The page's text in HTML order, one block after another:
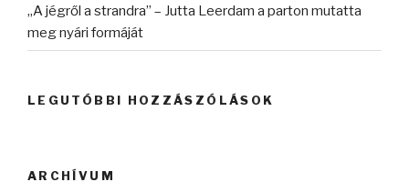
„A jégről a strandra” – Jutta Leerdam a parton mutatta
meg nyári formáját
LEGUTÓBBI HOZZÁSZÓLÁSOK
ARCHÍVUM